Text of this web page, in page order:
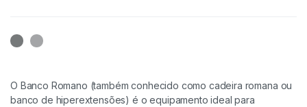
O Banco Romano (também conhecido como cadeira romana ou
banco de hiperextensões) é o equipamento ideal para